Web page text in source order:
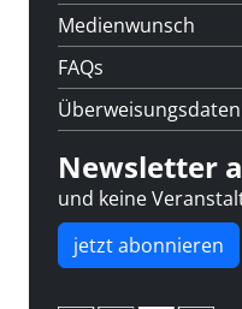
Medienwunsch
FAQs
Überweisungsdaten
Newsletter
und keine
jetzt abonnieren